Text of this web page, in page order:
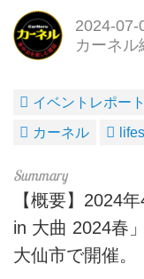
2024-07-
カーネル
イベントレポート
カーネル
【概要】2024
in 大曲 2024春
大仙市で開催。